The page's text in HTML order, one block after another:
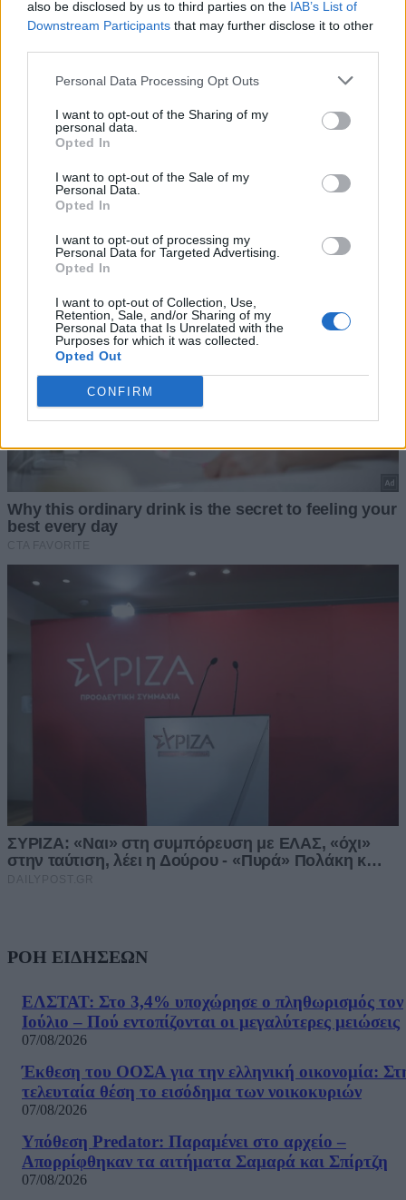
also be disclosed by us to third parties on the IAB’s List of
Downstream Participants that may further disclose it to other
Personal Data Processing Opt Outs
I want to opt-out of the Sharing of my
personal data.
Opted In
I want to opt-out of the Sale of my
Personal Data.
Opted In
I want to opt-out of processing my
Personal Data for Targeted Advertising.
Opted In
I want to opt-out of Collection, Use,
Retention, Sale, and/or Sharing of my
Personal Data that Is Unrelated with the
Purposes for which it was collected.
Opted Out
CONFIRM
ΡΟΗ ΕΙΔΗΣΕΩΝ
ΕΛΣΤΑΤ: Στο 3,4% υποχώρησε ο πληθωρισμός τον
Ιούλιο – Πού εντοπίζονται οι μεγαλύτερες μειώσεις
07/08/2026
Έκθεση του ΟΟΣΑ για την ελληνική οικονομία:
τελευταία θέση το εισόδημα των νοικοκυριών
07/08/2026
Υπόθεση Predator: Παραμένει στο αρχείο –
Απορρίφθηκαν τα αιτήματα Σαμαρά και Σπίρτζη
07/08/2026